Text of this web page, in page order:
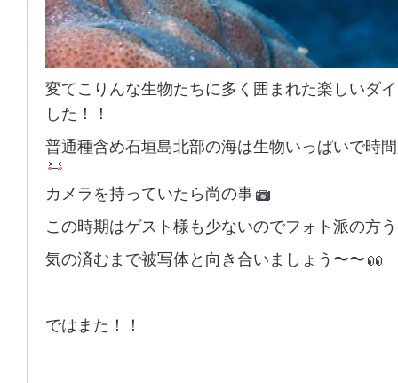
変てこりんな生物たちに多く囲まれた楽しいダ
した！！
普通種含め石垣島北部の海は生物いっぱいで時
カメラを持っていたら尚の事
この時期はゲスト様も少ないのでフォト派の方
気の済むまで被写体と向き合いましょう〜〜
ではまた！！